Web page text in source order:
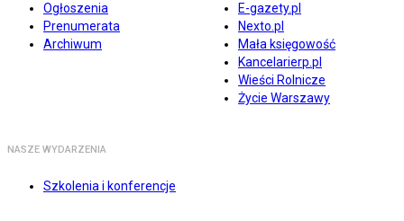
Ogłoszenia
Prenumerata
Archiwum
E-gazety.pl
Nexto.pl
Mała księgowość
Kancelarierp.pl
Wieści Rolnicze
Życie Warszawy
NASZE WYDARZENIA
Szkolenia i konferencje